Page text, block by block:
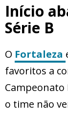
Início
Série B
O Fortaleza
favoritos a
Campeonato
o time não